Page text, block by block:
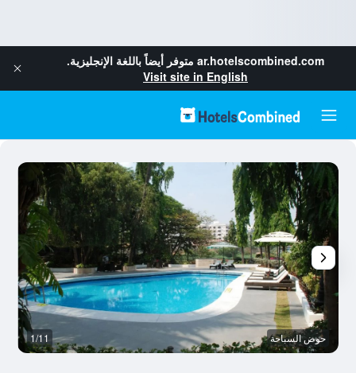
ar.hotelscombined.com متوفر أيضاً باللغة الإنجليزية.
Visit site in English
حوض السباحة 1/11